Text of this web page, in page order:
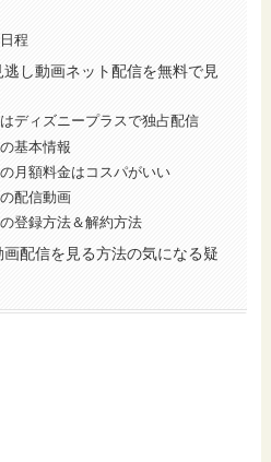
程
し動画ネット配信を無料で見
ディズニープラスで独占配信
基本情報
月額料金はコスパがいい
配信動画
登録方法＆解約方法
配信を見る方法の気になる疑